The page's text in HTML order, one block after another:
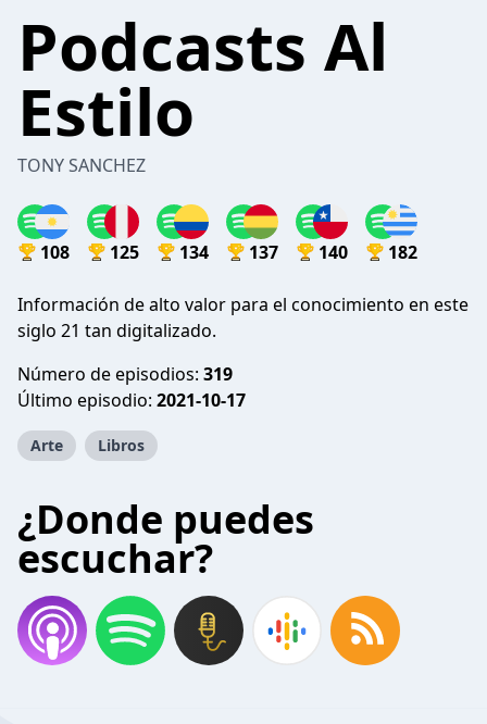
Podcasts Al
Estilo
TONY SANCHEZ
108 125 134 137 140 182
Información de alto valor para el conocimiento en este
siglo 21 tan digitalizado.
Número de episodios: 319
Último episodio: 2021-10-17
Arte Libros
¿Donde puedes
escuchar?